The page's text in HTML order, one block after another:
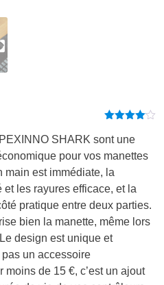
sur 5
SHARK sont une
pour vos manettes
main est immédiate, la
les rayures efficace, et la
pratique entre deux parties.
bien la manette, même lors
design est unique et
un accessoire
de 15 €, c’est un ajout